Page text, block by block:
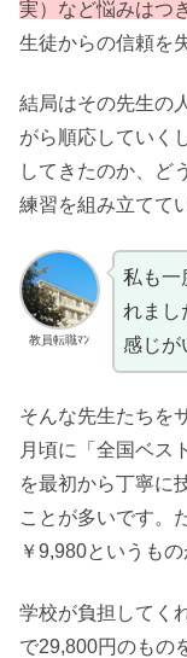
実）など悩みはつ
生徒からの信頼を
結局はその先生の
がら順応していく
してきたのか、ど
練習を組み立てて
教員転職ﾏﾝ
私も一
れまし
感じが
そんな先生たちを
月頃に「全国ベ
を最初から丁寧に
ことが多いです。
￥9,980というも
学校が負担してく
で29,800円のもの